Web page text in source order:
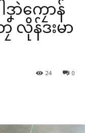
ဒၞာဲကၠောန်
လိုန်ဒးမာ
0
24